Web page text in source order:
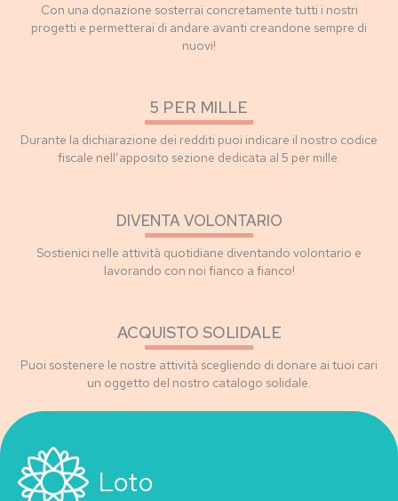
Con una donazione sosterrai concretamente tutti i nostri
progetti e permetterai di andare avanti creandone sempre di
nuovi!
5 PER MILLE
Durante la dichiarazione dei redditi puoi indicare il nostro codice
fiscale nell’apposito sezione dedicata al 5 per mille.
DIVENTA VOLONTARIO
Sostienici nelle attività quotidiane diventando volontario e
lavorando con noi fianco a fianco!
ACQUISTO SOLIDALE
Puoi sostenere le nostre attività scegliendo di donare ai tuoi cari
un oggetto del nostro catalogo solidale.
Loto